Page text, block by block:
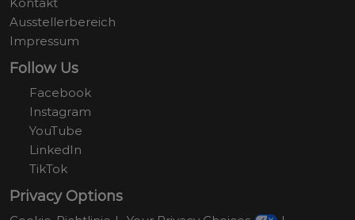
Ausstellerbereich
Impressum
Follow Us
Facebook
Instagram
YouTube
LinkedIn
TikTok
Privacy Options